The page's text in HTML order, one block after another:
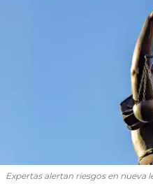
Expertas alertan riesgos en nueva